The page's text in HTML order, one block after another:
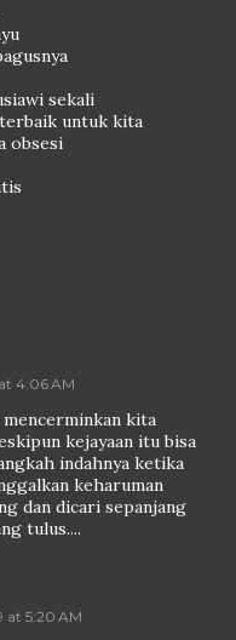
sekali
untuk kita
obsesi
4:06 AM
kita
kejayaan itu bisa
indahnya ketika
keharuman
dan dicari sepanjang
tulus....
5:20 AM